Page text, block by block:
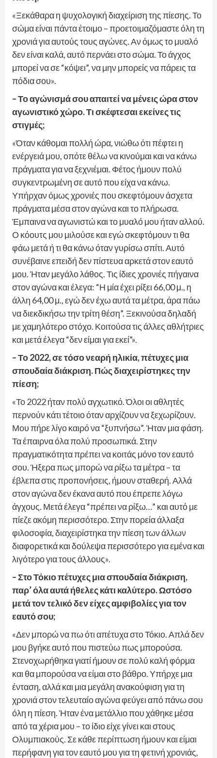
«Ξεκάθαρα η ψυχολογική διαχείριση της πίεσης. Το
σώμα είναι πάντα έτοιμο – προετοιμαζόμαστε όλη τη
χρονιά για αυτούς τους αγώνες. Αν όμως το μυαλό
δεν είναι καλά, αυτό περνάει στο σώμα. Το άγχος
μπορεί να σε “κόψει”, να μην μπορείς να πάρεις τα
πόδια σου».
– Το αγώνισμά σου απαιτεί να μένεις ώρα στον
αγωνιστικό χώρο. Τι σκέφτεσαι εκείνες τις
στιγμές;
«Όταν κάθομαι πολλή ώρα, νιώθω ότι πέφτει η
ενέργειά μου, οπότε θέλω να κινούμαι και να κάνω
πράγματα για να ξεχνιέμαι. Φέτος ήμουν πολύ
συγκεντρωμένη σε αυτό που είχα να κάνω.
Υπήρχαν όμως χρονιές που σκεφτόμουν άσχετα
πράγματα μέσα στον αγώνα και το πλήρωσα.
Έμπαινα να αγωνιστώ και το μυαλό μου ήταν αλλού.
Ο κόουτς μου μιλούσε και εγώ σκεφτόμουν τι θα
φάω μετά ή τι θα κάνω όταν γυρίσω σπίτι. Αυτό
συνέβαινε επειδή δεν πίστευα αρκετά στον εαυτό
μου. Ήταν μεγάλο λάθος. Τις ίδιες χρονιές πήγαινα
στον αγώνα και έλεγα: “Η μία έχει ρίξει 66,00 μ., η
άλλη 64,00 μ., εγώ δεν έχω αυτά τα μέτρα, άρα πάω
να διεκδικήσω την τρίτη θέση”. Ξεκινούσα δηλαδή
με χαμηλότερο στόχο. Κοιτούσα τις άλλες αθλήτριες
και μετά έλεγα “δεν είμαι για εκεί”».
– Το 2022, σε τόσο νεαρή ηλικία, πέτυχες μια
σπουδαία διάκριση. Πώς διαχειρίστηκες την
πίεση;
«Το 2022 ήταν πολύ αγχωτικό. Όλοι οι αθλητές
περνούν κάτι τέτοιο όταν αρχίζουν να ξεχωρίζουν.
Μου πήρε λίγο καιρό να “ξυπνήσω”. Ήταν μια φάση.
Τα έπαιρνα όλα πολύ προσωπικά. Στην
πραγματικότητα πρέπει να κοιτάς μόνο τον εαυτό
σου. Ήξερα πως μπορώ να ρίξω τα μέτρα – τα
έβλεπα στις προπονήσεις, ήμουν σταθερή. Αλλά
στον αγώνα δεν έκανα αυτό που έπρεπε λόγω
άγχους. Μετά έλεγα “πρέπει να ρίξω…” και αυτό με
πίεζε ακόμη περισσότερο. Στην πορεία άλλαξα
φιλοσοφία, διαχειρίστηκα την πίεση των άλλων
διαφορετικά και δούλεψα περισσότερο για εμένα και
λιγότερο για τους άλλους».
– Στο Τόκιο πέτυχες μια σπουδαία διάκριση,
παρ’ όλα αυτά ήθελες κάτι καλύτερο. Ωστόσο
μετά τον τελικό δεν είχες αμφιβολίες για τον
εαυτό σου;
«Δεν μπορώ να πω ότι απέτυχα στο Τόκιο. Απλά δεν
μου βγήκε αυτό που πιστεύω πως μπορούσα.
Στενοχωρήθηκα γιατί ήμουν σε πολύ καλή φόρμα
και θα μπορούσα να είμαι στο βάθρο. Υπήρχε μια
ένταση, αλλά και μια μεγάλη ανακούφιση για τη
χρονιά στον τελευταίο αγώνα φεύγει από πάνω σου
όλη η πίεση. Ήταν ένα μετάλλιο που χάθηκε μέσα
από τα χέρια μου – το ίδιο είχε γίνει και στους
Ολυμπιακούς. Σε κάθε περίπτωση ήμουν και είμαι
περήφανη για τον εαυτό μου για τη φετινή χρονιάς,